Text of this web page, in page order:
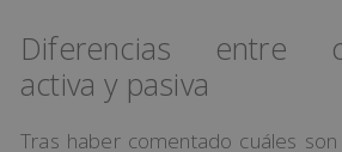
Diferencias entre
activa y pasiva
Tras haber comentado cuáles